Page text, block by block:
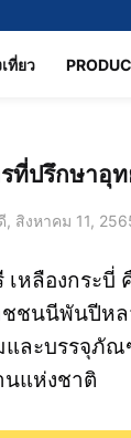
ที่ยว
ที่ปรึกษาอุ
สิงหาคม 11,
หลืองกระบี่
ชนนีพันปีห
ละบรรจุภัณ
นแห่งชาติ